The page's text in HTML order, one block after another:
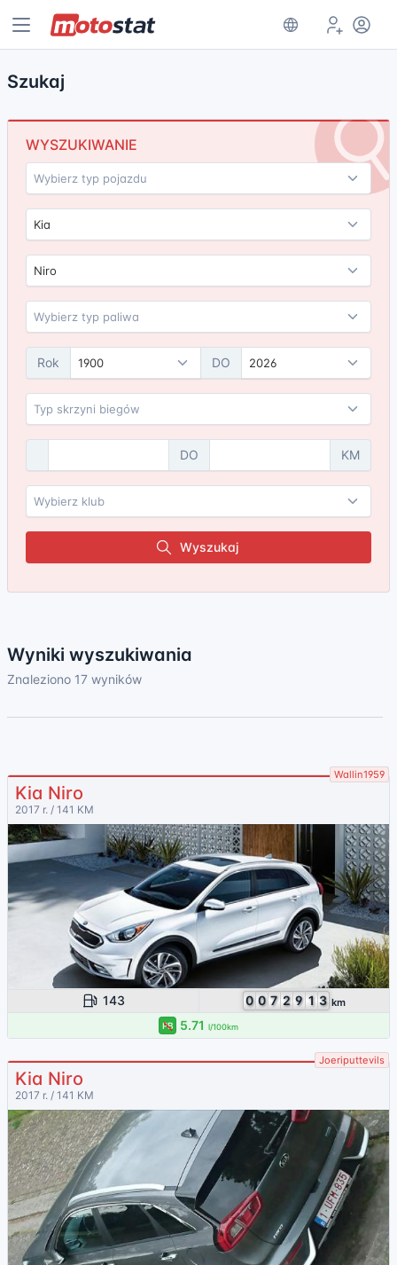
Szukaj
WYSZUKIWANIE
Kia
Niro
Rok 1900 DO 2026
DO KM
Wyszukaj
Wyniki wyszukiwania
Znaleziono 17 wyników
Wallin1959
Kia Niro
2017 r. / 141 KM
143 0 0 7 2 9 1 3 km
PB 5.71 l/100km
Joeriputtevils
Kia Niro
2017 r. / 141 KM